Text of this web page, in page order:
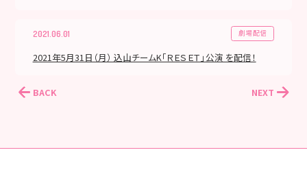
2021.06.01 劇場配信
2021年5月31日（月） 込山チームK「ＲＥＳＥＴ」公演 を配信！
BACK NEXT